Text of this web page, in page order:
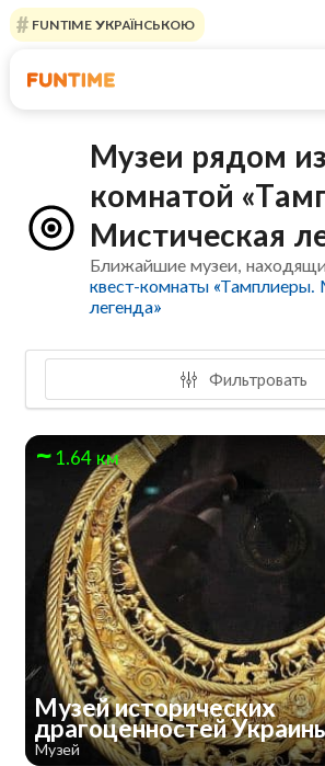
FUNTIME УКРАЇНСЬКОЮ
Музеи рядом
комнатой
Мистическая
Ближайшие музеи,
квест-комнаты «Тамплиеры.
легенда»
Фильтровать
1.64 км
Музей исторических
драгоценностей
Музей